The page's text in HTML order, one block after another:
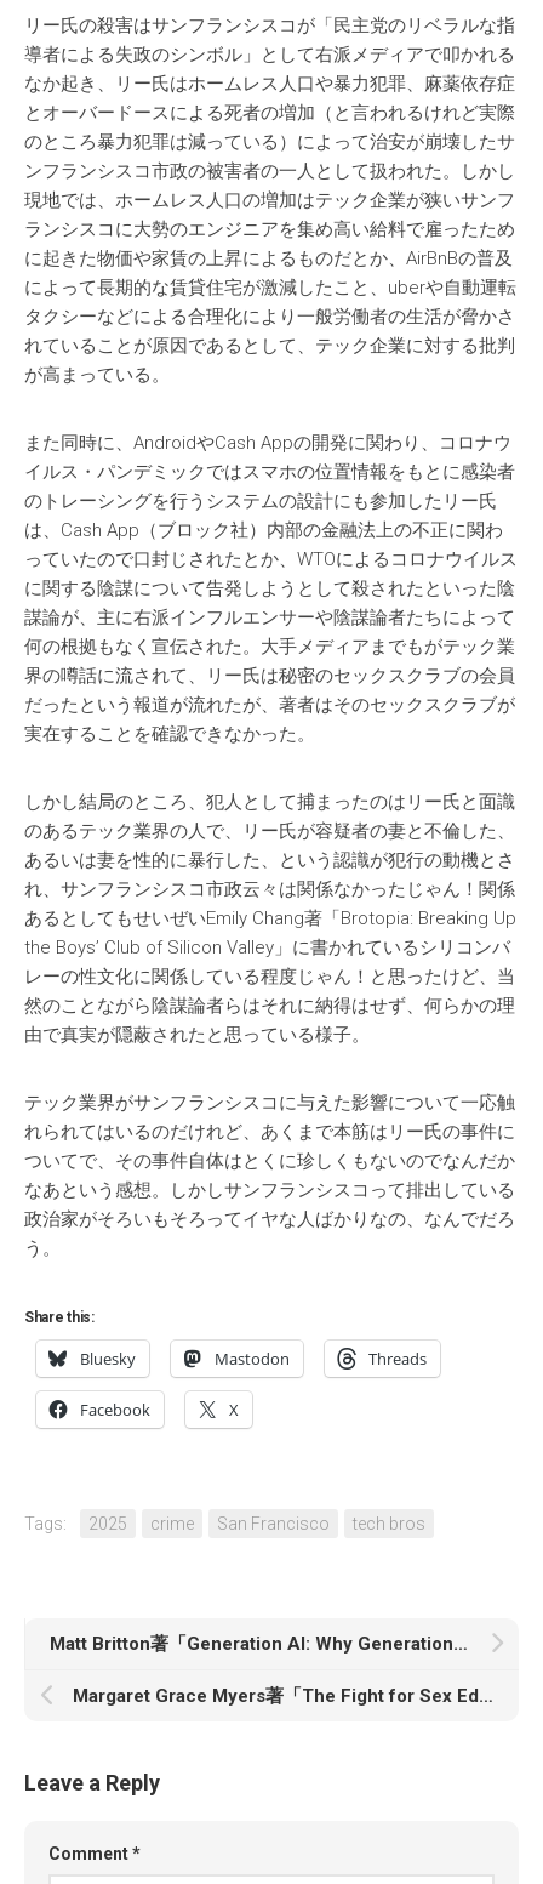
リー氏の殺害はサンフランシスコが「民主党のリベラルな指
導者による失政のシンボル」として右派メディアで叩かれる
なか起き、リー氏はホームレス人口や暴力犯罪、麻薬依存症
とオーバードースによる死者の増加（と言われるけれど実際
のところ暴力犯罪は減っている）によって治安が崩壊したサ
ンフランシスコ市政の被害者の一人として扱われた。しかし
現地では、ホームレス人口の増加はテック企業が狭いサンフ
ランシスコに大勢のエンジニアを集め高い給料で雇ったため
に起きた物価や家賃の上昇によるものだとか、AirBnBの普及
によって長期的な賃貸住宅が激減したこと、uberや自動運転
タクシーなどによる合理化により一般労働者の生活が脅かさ
れていることが原因であるとして、テック企業に対する批判
が高まっている。
また同時に、AndroidやCash Appの開発に関わり、コロナウ
イルス・パンデミックではスマホの位置情報をもとに感染者
のトレーシングを行うシステムの設計にも参加したリー氏
は、Cash App（ブロック社）内部の金融法上の不正に関わ
っていたので口封じされたとか、WTOによるコロナウイルス
に関する陰謀について告発しようとして殺されたといった陰
謀論が、主に右派インフルエンサーや陰謀論者たちによって
何の根拠もなく宣伝された。大手メディアまでもがテック業
界の噂話に流されて、リー氏は秘密のセックスクラブの会員
だったという報道が流れたが、著者はそのセックスクラブが
実在することを確認できなかった。
しかし結局のところ、犯人として捕まったのはリー氏と面識
のあるテック業界の人で、リー氏が容疑者の妻と不倫した、
あるいは妻を性的に暴行した、という認識が犯行の動機とさ
れ、サンフランシスコ市政云々は関係なかったじゃん！関係
あるとしてもせいぜいEmily Chang著「Brotopia: Breaking Up
the Boys’ Club of Silicon Valley」に書かれているシリコンバ
レーの性文化に関係している程度じゃん！と思ったけど、当
然のことながら陰謀論者らはそれに納得はせず、何らかの理
由で真実が隠蔽されたと思っている様子。
テック業界がサンフランシスコに与えた影響について一応触
れられてはいるのだけれど、あくまで本筋はリー氏の事件に
ついてで、その事件自体はとくに珍しくもないのでなんだか
なあという感想。しかしサンフランシスコって排出している
政治家がそろいもそろってイヤな人ばかりなの、なんでだろ
う。
Share this:
Bluesky Mastodon Threads
Facebook X
Tags: 2025 crime San Francisco tech bros
Matt Britton著「Generation AI: Why Generation Alpha and the Age Of AI Will Change Everything」
Margaret Grace Myers著「The Fight for Sex Ed: The Century-Long Battle Between Truth and Doctrine」
Leave a Reply
Comment*